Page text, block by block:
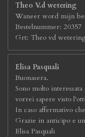
Theo V.d wetering
Waneer word mijn
Bestelnummer: 20357
Grt: Theo vd
Elisa Pasquali
Buonasera.
Sono molto
vorrei sapere visto
In caso affermativo
Grazie in anticipo e
Elisa Pasquali